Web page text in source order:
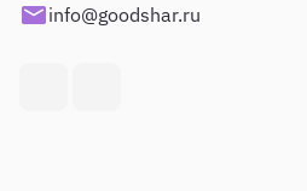
info@goodshar.ru